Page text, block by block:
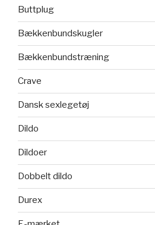
Buttplug
Bækkenbundskugler
Bækkenbundstræning
Crave
Dansk sexlegetøj
Dildo
Dildoer
Dobbelt dildo
Durex